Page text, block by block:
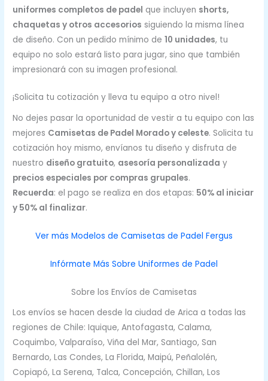
uniformes completos de padel que incluyen shorts,
chaquetas y otros accesorios siguiendo la misma línea
de diseño. Con un pedido mínimo de10 unidades, tu
equipo no solo estará listo para jugar, sino que también
impresionará con su imagen profesional.
¡Solicita tu cotización y lleva tu equipo a otro nivel!
No dejes pasar la oportunidad de vestir a tu equipo con las
mejores Camisetas de Padel Morado y celeste. Solicita tu
cotización hoy mismo, envíanos tu diseño y disfruta de
nuestro diseño gratuito, asesoría personalizada y
precios especiales por compras grupales.
Recuerda: el pago se realiza en dos etapas: 50% al iniciar
y 50% al finalizar.
Ver más Modelos de Camisetas de Padel Fergus
Infórmate Más Sobre Uniformes de Padel
Sobre los Envíos de Camisetas
Los envíos se hacen desde la ciudad de Arica a todas las
regiones de Chile: Iquique, Antofagasta, Calama,
Coquimbo, Valparaíso, Viña del Mar, Santiago, San
Bernardo, Las Condes, La Florida, Maipú, Peñalolén,
Copiapó, La Serena, Talca, Concepción, Chillan, Los